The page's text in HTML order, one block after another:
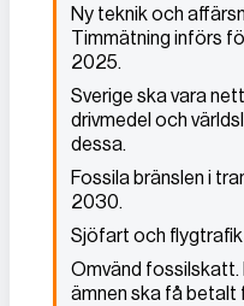
Ny teknik och
Timmätning införs
2025.
Sverige ska vara
drivmedel och
dessa.
Fossila bränslen i
2030.
Sjöfart och
Omvänd
ämnen ska få betalt